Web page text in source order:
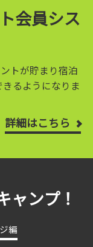
会員シス
トが貯まり宿泊
るようになりま
詳細はこちら
ャンプ！
編